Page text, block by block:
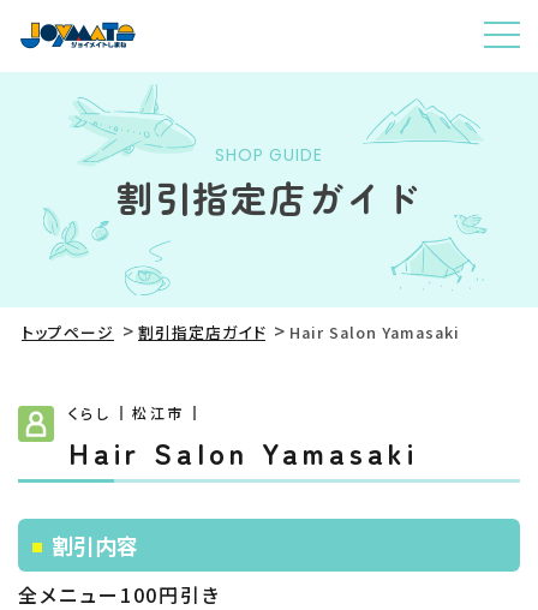
SHOP GUIDE
割引指定店ガイド
トップページ 割引指定店ガイド Hair Salon Yamasaki
くらし 松江市
Hair Salon Yamasaki
割引内容
全メニュー100円引き